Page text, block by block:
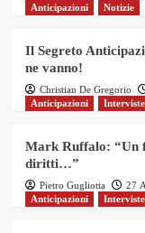
Anticipazioni
Notizie
Il Segreto
ne vanno!
Christian De Gregorio
Anticipazioni
Interviste
Mark Ruffalo: “Un
diritti…”
Pietro Gugliotta 27
Anticipazioni
Interviste